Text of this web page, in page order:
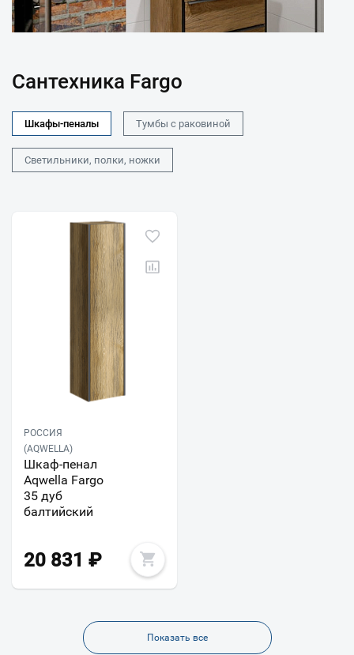
Сантехника Fargo
Шкафы-пеналы Тумбы с раковиной
Светильники, полки, ножки
РОССИЯ
(AQWELLA)
Шкаф-пенал
Aqwella Fargo
35 дуб
балтийский
20 831 ₽
Показать все